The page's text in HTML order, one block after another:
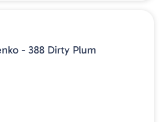
- 388 Dirty Plum